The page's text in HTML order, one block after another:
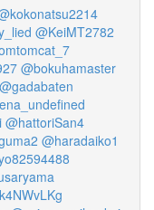
@KeiMT2782
@bokuhamaster
@gadabaten
@hattoriSan4
@haradaiko1